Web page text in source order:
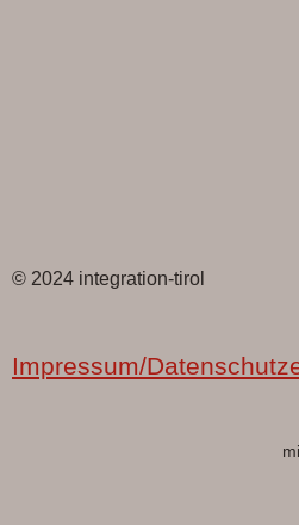
© 2024 integration-tirol
Impressum/